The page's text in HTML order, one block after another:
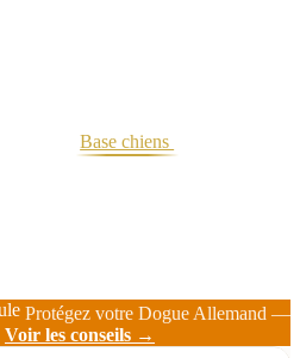
Base chiens
Protégez votre Dogue Allemand —
Voir les conseils →